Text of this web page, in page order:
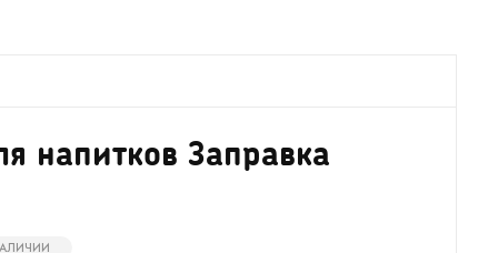
напитков Заправка